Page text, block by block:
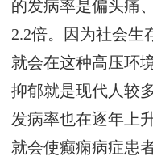
的发病率是偏头痛
2.2倍。因为社会生
就会在这种高压环
抑郁就是现代人较
发病率也在逐年上
就会使癫痫病症患